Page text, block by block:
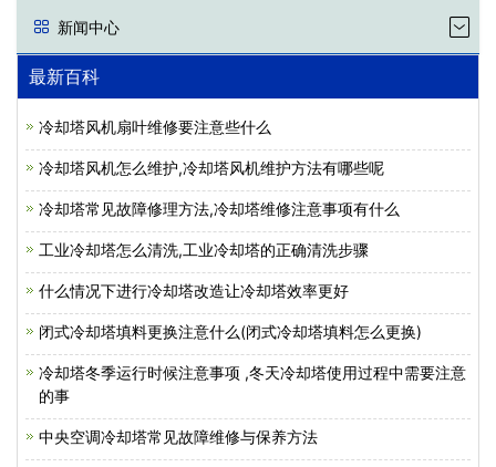
新闻中心
最新百科
冷却塔风机扇叶维修要注意些什么
冷却塔风机怎么维护,冷却塔风机维护方法有哪些呢
冷却塔常见故障修理方法,冷却塔维修注意事项有什么
工业冷却塔怎么清洗,工业冷却塔的正确清洗步骤
什么情况下进行冷却塔改造让冷却塔效率更好
闭式冷却塔填料更换注意什么(闭式冷却塔填料怎么更换)
冷却塔冬季运行时候注意事项 ,冬天冷却塔使用过程中需要注意
的事
中央空调冷却塔常见故障维修与保养方法